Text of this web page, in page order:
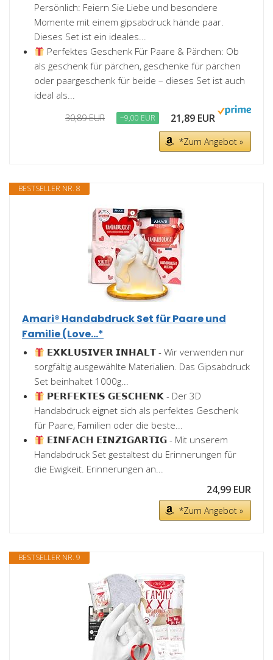
Persönlich: Feiern Sie Liebe und besondere
Momente mit einem gipsabdruck hände paar.
Dieses Set ist ein ideales...
Perfektes Geschenk Für Paare & Pärchen: Ob
als geschenk für pärchen, geschenke für pärchen
oder paargeschenk für beide – dieses Set ist auch
ideal als...
30,89 EUR −9,00 EUR 21,89 EUR
*Zum Angebot »
BESTSELLER NR. 8
Amari® Handabdruck Set für Paare und
Familie (Love...*
𝗘𝗫𝗞𝗟𝗨𝗦𝗜𝗩𝗘𝗥 𝗜𝗡𝗛𝗔𝗟𝗧 - Wir verwenden nur
sorgfältig ausgewählte Materialien. Das Gipsabdruck
Set beinhaltet 1000g...
𝗣𝗘𝗥𝗙𝗘𝗞𝗧𝗘𝗦 𝗚𝗘𝗦𝗖𝗛𝗘𝗡𝗞 - Der 3D
Handabdruck eignet sich als perfektes Geschenk
für Paare, Familien oder die beste...
𝗘𝗜𝗡𝗙𝗔𝗖𝗛 𝗘𝗜𝗡𝗭𝗜𝗚𝗔𝗥𝗧𝗜𝗚 - Mit unserem
Handabdruck Set gestaltest du Erinnerungen für
die Ewigkeit. Erinnerungen an...
24,99 EUR
*Zum Angebot »
BESTSELLER NR. 9